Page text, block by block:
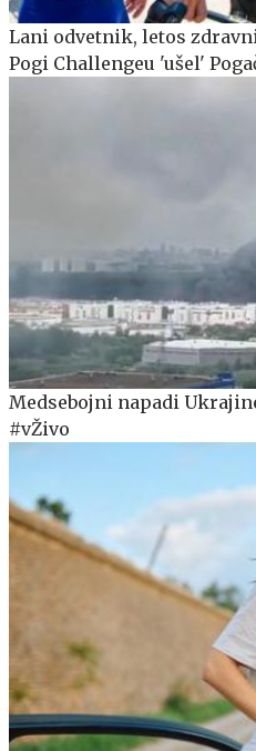
Lani odvetnik, letos
Pogi Challengeu 'ušel'
Medsebojni napadi
#vŽivo